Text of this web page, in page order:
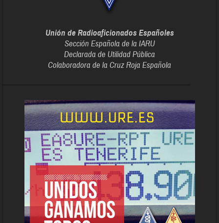
Unión de Radioaficionados Españoles
Sección Española de la IARU
Declarada de Utilidad Pública
Colaboradora de la Cruz Roja Española